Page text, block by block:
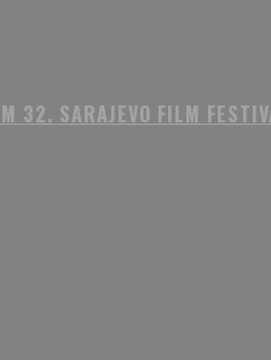
32. SARAJEVO FILM